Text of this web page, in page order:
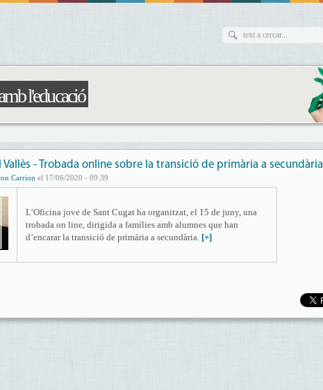
l'educació
Vallès - Trobada online sobre la transició de primària a secundària
Carrion el 17/06/2020 - 09:39
L’Oficina jove de Sant Cugat ha organitzat, el 15 de juny, una
trobada on line, dirigida a famílies amb alumnes que han
d’encarar la transició de primària a secundària. [+]